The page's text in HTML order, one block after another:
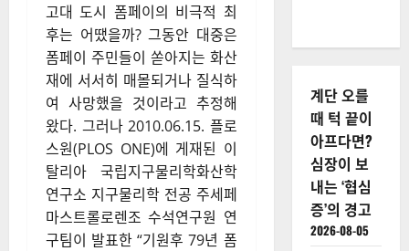
고대 도시 폼페이의 비극적 최
후는 어땠을까? 그동안 대중은
폼페이 주민들이 쏟아지는 화산
재에 서서히 매몰되거나 질식하
여 사망했을 것이라고 추정해
왔다. 그러나 2010.06.15. 플로
스원(PLOS ONE)에 게재된 이
탈리아 국립지구물리학화산학
연구소 지구물리학 전공 주세페
마스트롤로렌조 수석연구원 연
구팀이 발표한 “기원후 79년 폼
계단 오를
때 턱 끝이
아프다면?
심장이 보
내는 ‘협심
증’의 경고
2026-08-05